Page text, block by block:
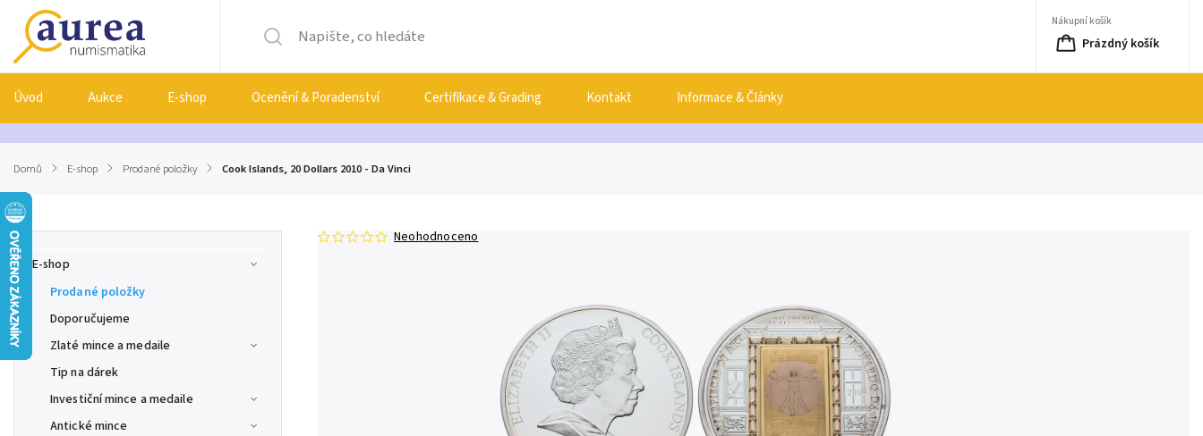
Nákupní košík
Prázdný košík
Úvod Aukce E-shop Ocenění & Poradenství Certifikace & Grading Kontakt Informace & Články
Domů / E-shop / Prodané položky / Cook Islands, 20 Dollars 2010 - Da Vinci
E-shop
Prodané položky
Doporučujeme
Zlaté mince a medaile
Tip na dárek
Investiční mince a medaile
Antické mince
Neohodnoceno